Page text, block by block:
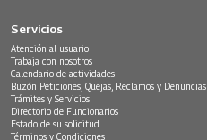
Servicios
Atención al usuario
Trabaja con nosotros
Calendario de actividades
Buzón Peticiones, Quejas, Reclamos y Denuncias
Trámites y Servicios
Directorio de Funcionarios
Estado de su solicitud
Términos y Condiciones